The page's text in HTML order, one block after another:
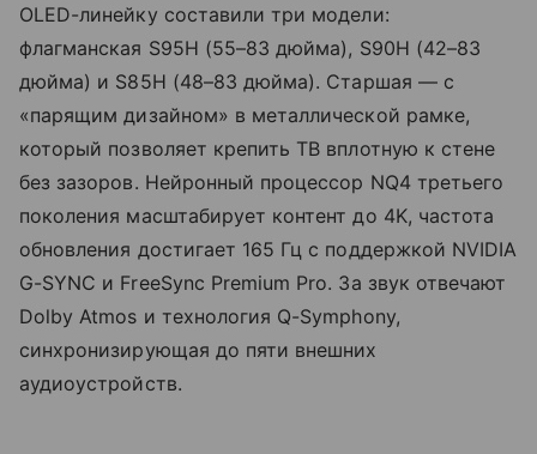
OLED-линейку составили три модели:
флагманская S95H (55–83 дюйма), S90H (42–83
дюйма) и S85H (48–83 дюйма). Старшая — с
«парящим дизайном» в металлической рамке,
который позволяет крепить ТВ вплотную к стене
без зазоров. Нейронный процессор NQ4 третьего
поколения масштабирует контент до 4K, частота
обновления достигает 165 Гц с поддержкой NVIDIA
G-SYNC и FreeSync Premium Pro. За звук отвечают
Dolby Atmos и технология Q-Symphony,
синхронизирующая до пяти внешних
аудиоустройств.